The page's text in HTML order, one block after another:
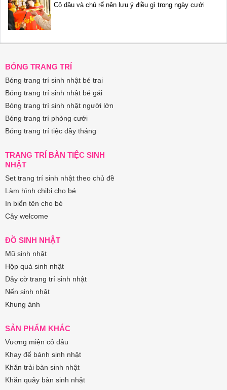
Cô dâu và chú rể nên lưu ý điều gì trong ngày cưới
BÓNG TRANG TRÍ
Bóng trang trí sinh nhật bé trai
Bóng trang trí sinh nhật bé gái
Bóng trang trí sinh nhật người lớn
Bóng trang trí phòng cưới
Bóng trang trí tiệc đầy tháng
TRANG TRÍ BÀN TIỆC SINH
NHẬT
Set trang trí sinh nhật theo chủ đề
Làm hình chibi cho bé
In biển tên cho bé
Cây welcome
ĐỒ SINH NHẬT
Mũ sinh nhật
Hộp quà sinh nhật
Dây cờ trang trí sinh nhật
Nến sinh nhật
Khung ảnh
SẢN PHẨM KHÁC
Vương miện cô dâu
Khay để bánh sinh nhật
Khăn trải bàn sinh nhật
Khăn quây bàn sinh nhật